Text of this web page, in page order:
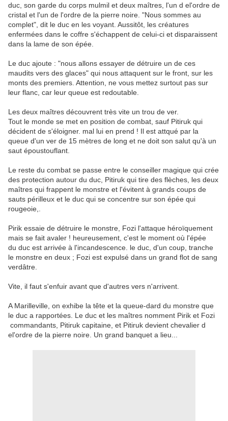
duc, son garde du corps mulmil et deux maîtres, l'un d el'ordre de
cristal et l'un de l'ordre de la pierre noire. "Nous sommes au
complet", dit le duc en les voyant. Aussitôt, les créatures
enfermées dans le coffre s'échappent de celui-ci et disparaissent
dans la lame de son épée.
Le duc ajoute : "nous allons essayer de détruire un de ces
maudits vers des glaces" qui nous attaquent sur le front, sur les
monts des premiers. Attention, ne vous mettez surtout pas sur
leur flanc, car leur queue est redoutable.
Les deux maîtres découvrent très vite un trou de ver.
Tout le monde se met en position de combat, sauf Pitiruk qui
décident de s'éloigner. mal lui en prend ! Il est attqué par la
queue d'un ver de 15 mètres de long et ne doit son salut qu'à un
saut époustouflant.
Le reste du combat se passe entre le conseiller magique qui crée
des protection autour du duc, Pitiruk qui tire des flèches, les deux
maîtres qui frappent le monstre et l'évitent à grands coups de
sauts périlleux et le duc qui se concentre sur son épée qui
rougeoie,.
Pirik essaie de détruire le monstre, Fozi l'attaque héroïquement
mais se fait avaler ! heureusement, c'est le moment où l'épée
du duc est arrivée à l'incandescence. le duc, d'un coup, tranche
le monstre en deux ; Fozi est expulsé dans un grand flot de sang
verdâtre.
Vite, il faut s'enfuir avant que d'autres vers n'arrivent.
A Marilleville, on exhibe la tête et la queue-dard du monstre que
le duc a rapportées. Le duc et les maîtres nomment Pirik et Fozi
commandants, Pitiruk capitaine, et Pitiruk devient chevalier d
el'ordre de la pierre noire. Un grand banquet a lieu...